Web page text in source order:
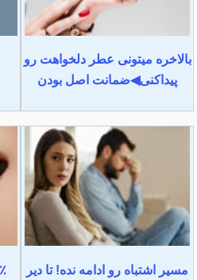
بالاخره میتونی عطر دلخواهت رو
پیداکنی◀ضمانت اصل بودن
مسیر اشتباه رو ادامه نده! تا دیر